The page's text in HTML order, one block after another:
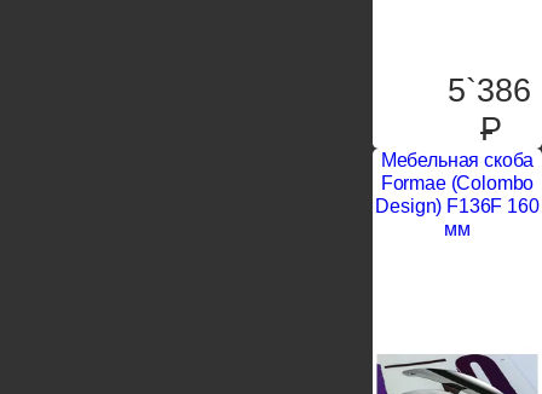
5`386
P
Мебельная скоба
Formae (Colombo
Design) F136F 160
мм